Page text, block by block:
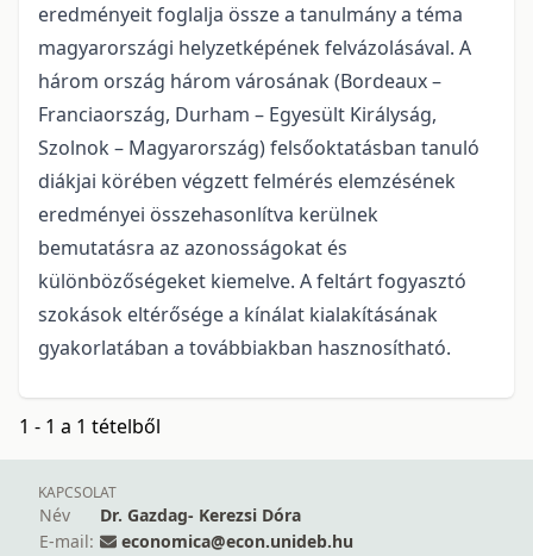
eredményeit foglalja össze a tanulmány a téma
magyarországi helyzetképének felvázolásával. A
három ország három városának (Bordeaux –
Franciaország, Durham – Egyesült Királyság,
Szolnok – Magyarország) felsőoktatásban tanuló
diákjai körében végzett felmérés elemzésének
eredményei összehasonlítva kerülnek
bemutatásra az azonosságokat és
különbözőségeket kiemelve. A feltárt fogyasztó
szokások eltérősége a kínálat kialakításának
gyakorlatában a továbbiakban hasznosítható.
1 - 1 a 1 tételből
KAPCSOLAT
Név
Dr. Gazdag- Kerezsi Dóra
E-mail:
economica@econ.unideb.hu